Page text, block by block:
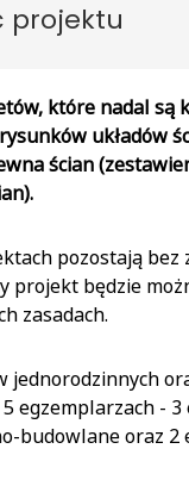
projektu
które nadal są
układów
ścian
pozostają bez
projekt będzie
zasadach.
jednorodzinnych
egzemplarzach -
budowlane oraz 2